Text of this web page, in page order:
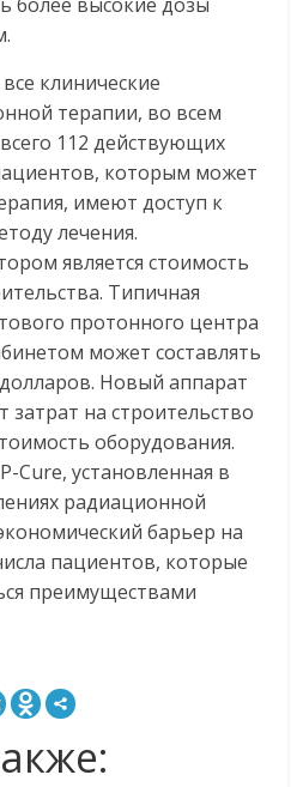
клинические
терапии, во всем
112 действующих
которым может
имеют доступ к
лечения.
является стоимость
Типичная
протонного центра
может составлять
Новый аппарат
затрат на строительство
оборудования.
Cure, установленная в
радиационной
барьер на
пациентов, которые
преимуществами